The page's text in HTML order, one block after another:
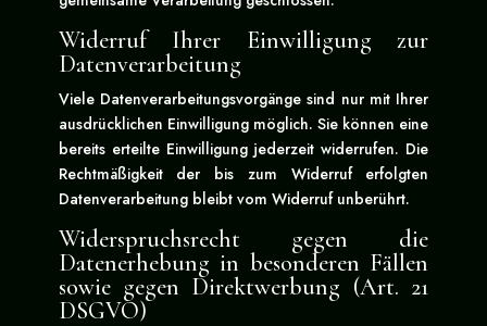
Widerruf Ihrer Einwilligung zur
Datenverarbeitung
Viele Datenverarbeitungsvorgänge sind nur mit Ihrer
ausdrücklichen Einwilligung möglich. Sie können eine
bereits erteilte Einwilligung jederzeit widerrufen. Die
Rechtmäßigkeit der bis zum Widerruf erfolgten
Datenverarbeitung bleibt vom Widerruf unberührt.
Widerspruchsrecht gegen die
Datenerhebung in besonderen Fällen
sowie gegen Direktwerbung (Art. 21
DSGVO)